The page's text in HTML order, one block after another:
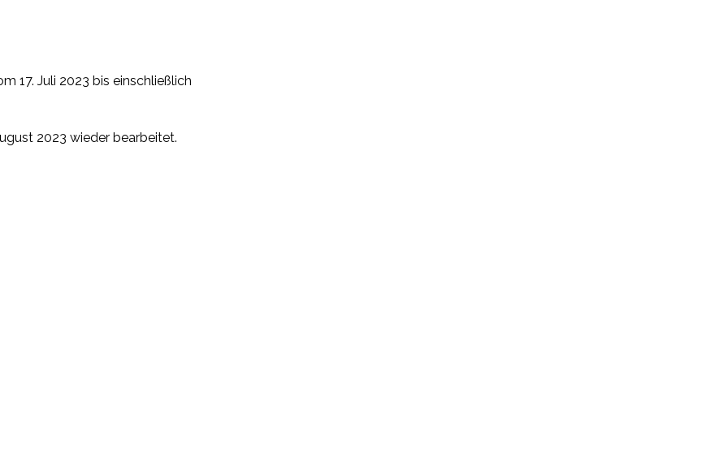
17. Juli 2023 bis einschließlich
2023 wieder bearbeitet.